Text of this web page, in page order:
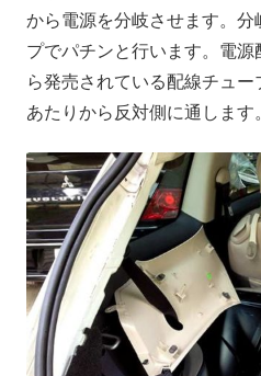
から電源を分岐させます。
プでパチンと行います。電
ら発売されている配線チュ
あたりから反対側に通します